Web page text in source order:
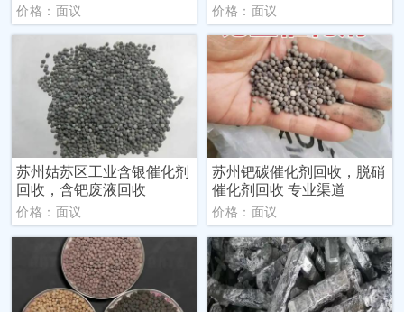
价格：面议 价格：面议
苏州姑苏区工业含银催化剂
回收，含钯废液回收
价格：面议
苏州钯碳催化剂回收，脱硝
催化剂回收 专业渠道
价格：面议